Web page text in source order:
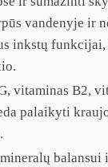
vandenyje ir
inkstų
vitaminas B2,
palaikyti
balansui